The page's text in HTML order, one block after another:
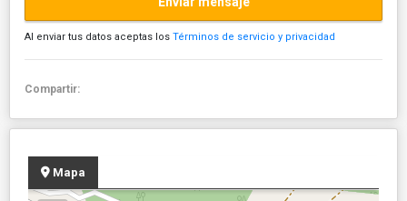
Al enviar tus datos aceptas los Términos de servicio y privacidad
Compartir:
Mapa